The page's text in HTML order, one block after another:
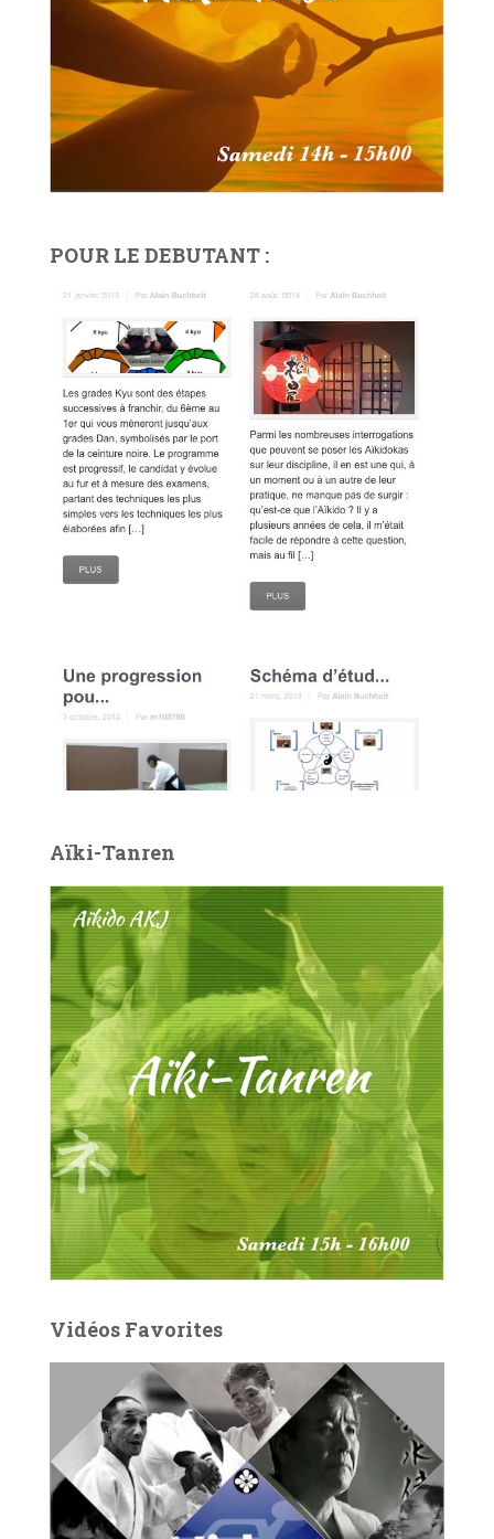
POUR LE DEBUTANT :
Aïki-Tanren
Vidéos Favorites